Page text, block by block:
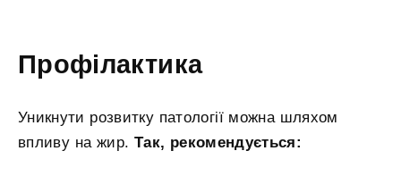
Профілактика
Уникнути розвитку патології можна шляхом
впливу на жир. Так, рекомендується: